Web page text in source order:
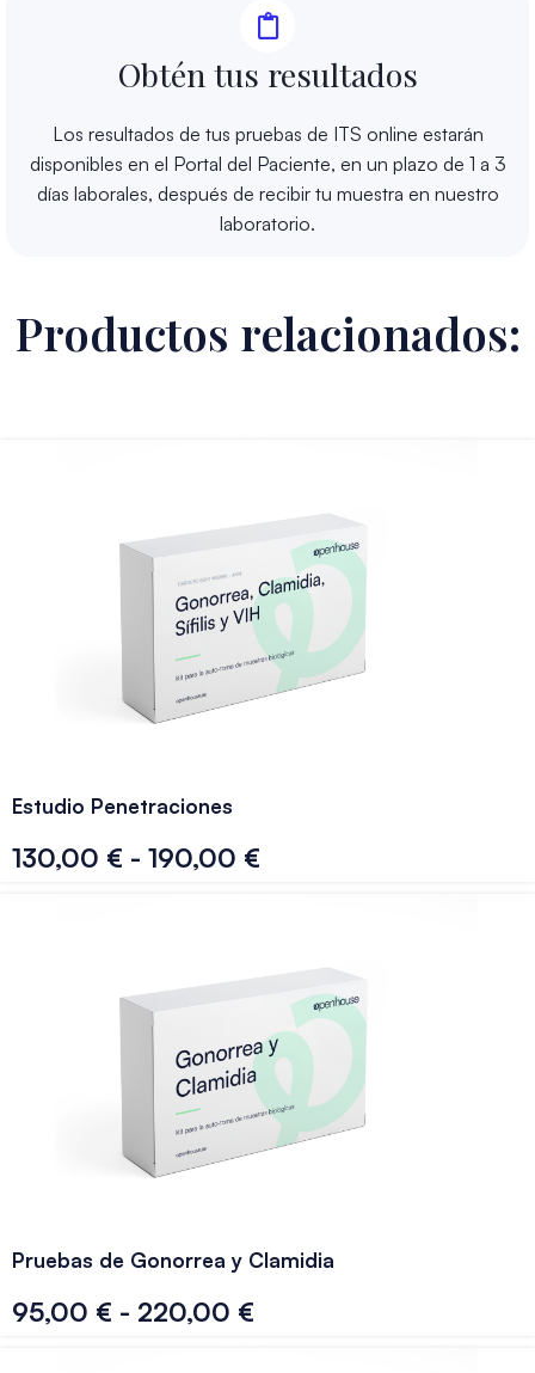
Obtén tus resultados
Los resultados de tus pruebas de ITS online estarán
disponibles en el Portal del Paciente, en un plazo de 1 a 3
días laborales, después de recibir tu muestra en nuestro
laboratorio.
Productos relacionados:
Estudio Penetraciones
130,00 € - 190,00 €
Pruebas de Gonorrea y Clamidia
95,00 € - 220,00 €